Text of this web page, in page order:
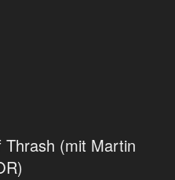
(mit Martin